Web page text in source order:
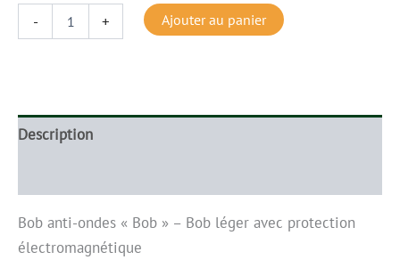
- + Ajouter au panier
Description
Bob anti-ondes « Bob » – Bob léger avec protection
électromagnétique